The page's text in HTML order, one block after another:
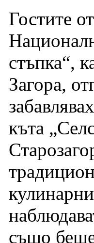
Гостите
стъпка“,
Загора,
къта
също